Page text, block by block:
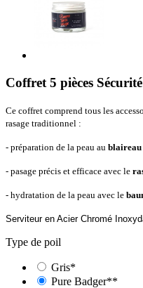
Coffret 5 pièces
Ce coffret comprend tous les
rasage traditionnel :
- préparation de la peau au blaireau
- pasage précis et efficace avec le
- hydratation de la peau avec le
Serviteuren Acier Chromé
Type de poil
Gris*
Pure Badger**